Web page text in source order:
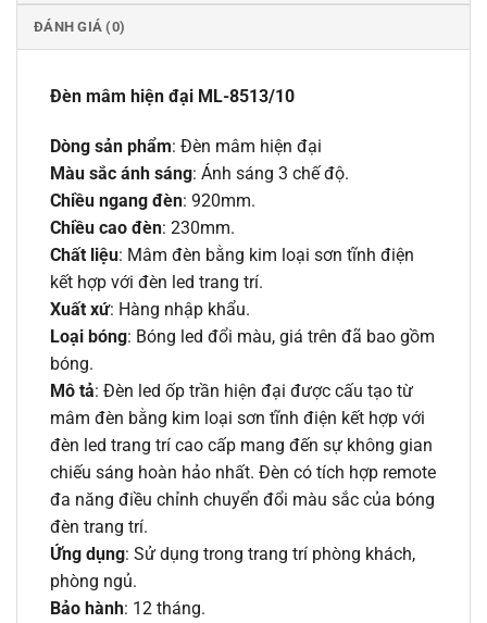
ĐÁNH GIÁ (0)
Đèn mâm hiện đại ML-8513/10
Dòng sản phẩm: Đèn mâm hiện đại
Màu sắc ánh sáng: Ánh sáng 3 chế độ.
Chiều ngang đèn: 920mm.
Chiều cao đèn: 230mm.
Chất liệu: Mâm đèn bằng kim loại sơn tĩnh điện
kết hợp với đèn led trang trí.
Xuất xứ: Hàng nhập khẩu.
Loại bóng: Bóng led đổi màu, giá trên đã bao gồm
bóng.
Mô tả: Đèn led ốp trần hiện đại được cấu tạo từ
mâm đèn bằng kim loại sơn tĩnh điện kết hợp với
đèn led trang trí cao cấp mang đến sự không gian
chiếu sáng hoàn hảo nhất. Đèn có tích hợp remote
đa năng điều chỉnh chuyển đổi màu sắc của bóng
đèn trang trí.
Ứng dụng: Sử dụng trong trang trí phòng khách,
phòng ngủ.
Bảo hành: 12 tháng.